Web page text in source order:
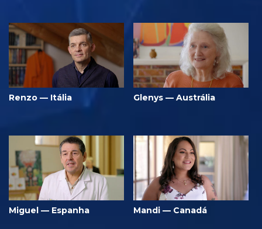
Renzo — Itália Glenys — Austrália
Miguel — Espanha Mandi — Canadá